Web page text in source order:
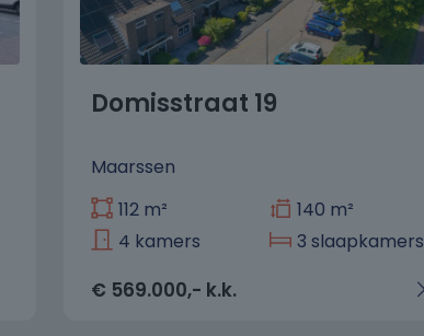
Domisstraat 19
Maarssen
112 m²
4 kamers
140 m²
3 slaapkamers
€ 569.000,- k.k.